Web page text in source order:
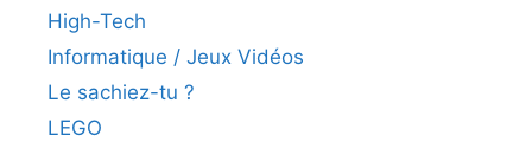
High-Tech
Informatique / Jeux Vidéos
Le sachiez-tu ?
LEGO